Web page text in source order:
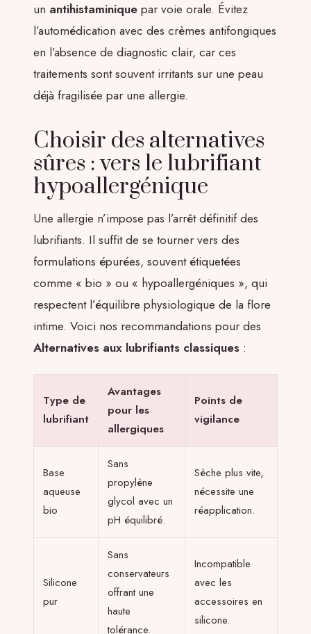
un antihistaminique par voie orale. Évitez
l’automédication avec des crèmes antifongiques
en l’absence de diagnostic clair, car ces
traitements sont souvent irritants sur une peau
déjà fragilisée par une allergie.
Choisir des alternatives
sûres : vers le lubrifiant
hypoallergénique
Une allergie n’impose pas l’arrêt définitif des
lubrifiants. Il suffit de se tourner vers des
formulations épurées, souvent étiquetées
comme « bio » ou « hypoallergéniques », qui
respectent l’équilibre physiologique de la flore
intime. Voici nos recommandations pour des
Alternatives aux lubrifiants classiques :
Type de
lubrifiant
Avantages
pour les
allergiques
Points de
vigilance
Base
aqueuse
bio
Sans
propylène
glycol avec un
pH équilibré.
Sèche plus vite,
nécessite une
réapplication.
Silicone
pur
Sans
conservateurs
offrant une
haute
tolérance.
Incompatible
avec les
accessoires en
silicone.